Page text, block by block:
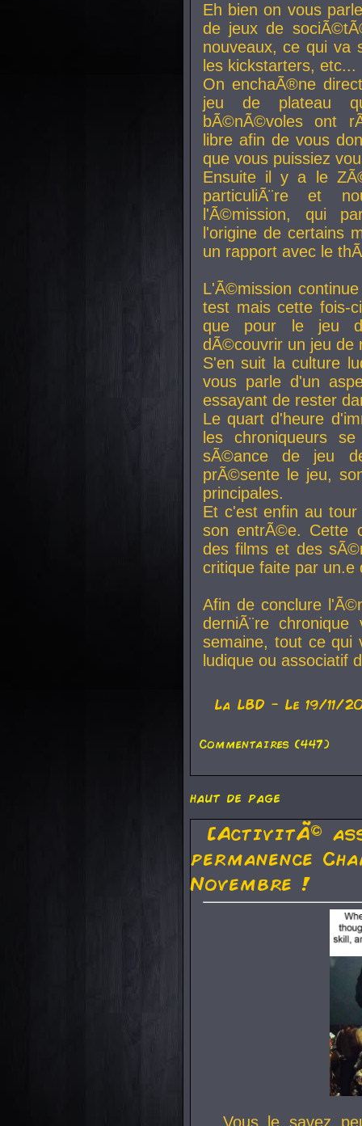
Eh bien on vous
de jeux de
nouveaux, ce qui va
les kickstarters, etc...
On enchaÃ®ne
jeu de plateau
bÃ©nÃ©voles ont
libre afin de vous
que vous puissiez
Ensuite il y a le
particuliÃ¨re et
l'Ã©mission, qui
l'origine de certains
un rapport avec le
L'Ã©mission
test mais cette fois-
que pour le jeu
dÃ©couvrir un jeu de
S'en suit la culture
vous parle d'un
essayant de rester
Le quart d'heure
les chroniqueurs
sÃ©ance de jeu
prÃ©sente le jeu,
principales.
Et c'est enfin au
son entrÃ©e. Cette
des films et des
critique faite par
Afin de conclure
derniÃ¨re
semaine, tout ce qui
ludique ou associatif
La LBD - Le 19/11/
Commentaires (447)
haut de page
[ActivitÃ©
permanence
Novembre !
Vous le savez